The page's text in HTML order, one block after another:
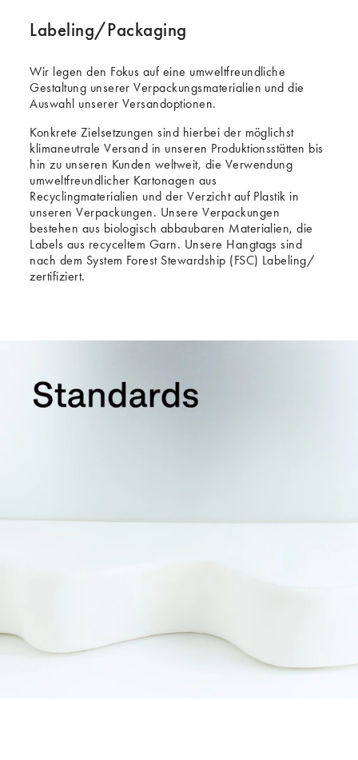
Labeling/Packaging
Wir legen den Fokus auf eine umweltfreundliche
Gestaltung unserer Verpackungsmaterialien und die
Auswahl unserer Versandoptionen.
Konkrete Zielsetzungen sind hierbei der möglichst
klimaneutrale Versand in unseren Produktionsstätten bis
hin zu unseren Kunden weltweit, die Verwendung
umweltfreundlicher Kartonagen aus
Recyclingmaterialien und der Verzicht auf Plastik in
unseren Verpackungen. Unsere Verpackungen
bestehen aus biologisch abbaubaren Materialien, die
Labels aus recyceltem Garn. Unsere Hangtags sind
nach dem System Forest Stewardship (FSC) Labeling/
zertifiziert.